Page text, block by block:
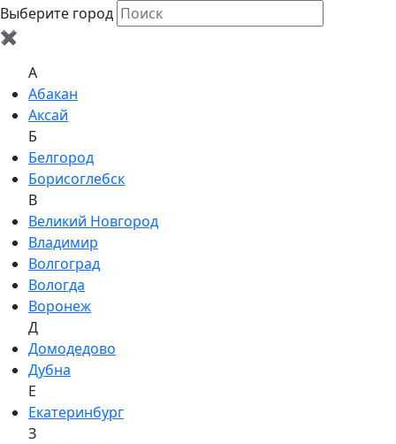
Выберите город
✖
A
Абакан
Аксай
Б
Белгород
Борисоглебск
В
Великий Новгород
Владимир
Волгоград
Вологда
Воронеж
Д
Домодедово
Дубна
Е
Екатеринбург
З